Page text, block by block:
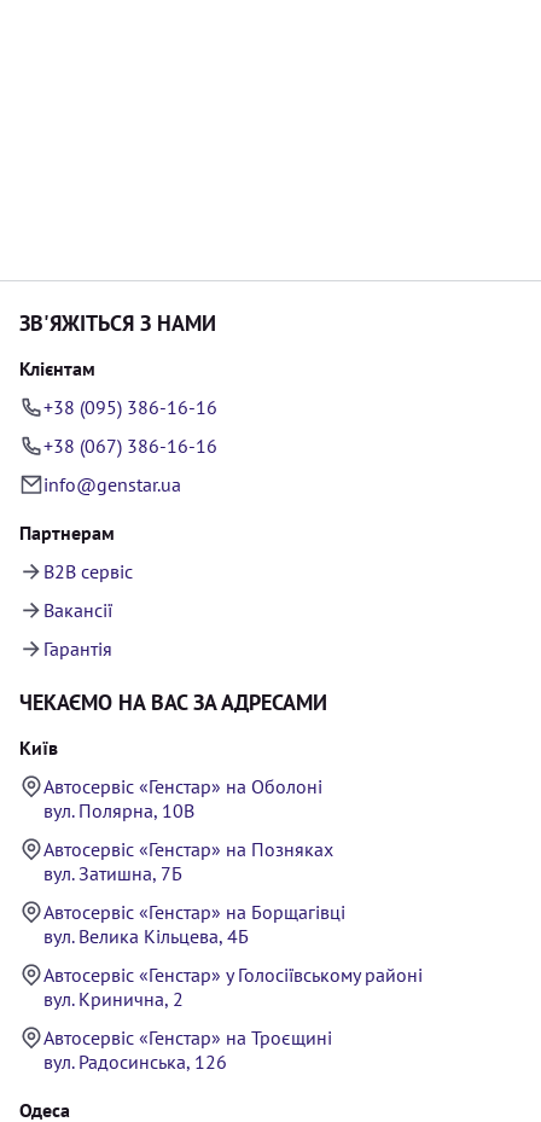
ЗВ'ЯЖІТЬСЯ З НАМИ
Клієнтам
+38 (095) 386-16-16
+38 (067) 386-16-16
info@genstar.ua
Партнерам
B2B сервіс
Вакансії
Гарантія
ЧЕКАЄМО НА ВАС ЗА АДРЕСАМИ
Київ
Автосервіс «Генстар» на Оболоні
вул. Полярна, 10В
Автосервіс «Генстар» на Позняках
вул. Затишна, 7Б
Автосервіс «Генстар» на Борщагівці
вул. Велика Кільцева, 4Б
Автосервіс «Генстар» у Голосіївському районі
вул. Кринична, 2
Автосервіс «Генстар» на Троєщині
вул. Радосинська, 126
Одеса